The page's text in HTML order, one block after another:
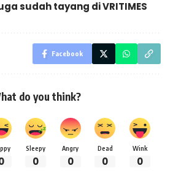
sudah tayang diVRITIMES
Facebook
do you think?
Sleepy
0
Angry
0
Dead
0
Wink
0